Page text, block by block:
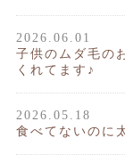
2026.06.01
子供のムダ毛の
くれてます♪
2026.05.18
食べてないのに